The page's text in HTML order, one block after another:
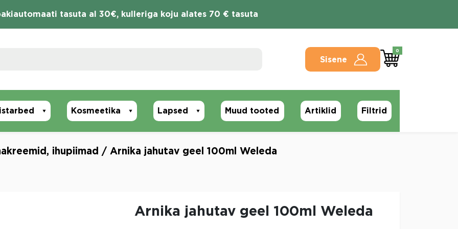
tasuta al 30€, kulleriga koju alates 70 € tasuta
Sisene
0
Kosmeetika Lapsed Muud tooted Artiklid Filtrid
ihupiimad / Arnika jahutav geel 100ml Weleda
Arnika jahutav geel 100ml Weleda